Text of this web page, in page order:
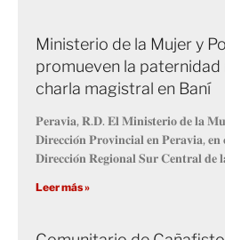
Ministerio de la Mujer y
promueven la
charla magistral en Baní
𝐏𝐞𝐫𝐚𝐯𝐢𝐚, 𝐑.𝐃. 𝐄𝐥 𝐌𝐢𝐧𝐢𝐬𝐭𝐞𝐫𝐢𝐨 𝐝𝐞 𝐥𝐚
𝐃𝐢𝐫𝐞𝐜𝐜𝐢𝐨́𝐧 𝐏𝐫𝐨𝐯𝐢𝐧𝐜𝐢𝐚𝐥 𝐞𝐧 𝐏𝐞𝐫𝐚𝐯𝐢𝐚,
𝐃𝐢𝐫𝐞𝐜𝐜𝐢𝐨́𝐧 𝐑𝐞𝐠𝐢𝐨𝐧𝐚𝐥 𝐒𝐮𝐫 𝐂𝐞𝐧𝐭𝐫𝐚𝐥 𝐝𝐞
Leer más »